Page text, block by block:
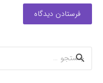
فرستادن دیدگاه
جستجو
برای: